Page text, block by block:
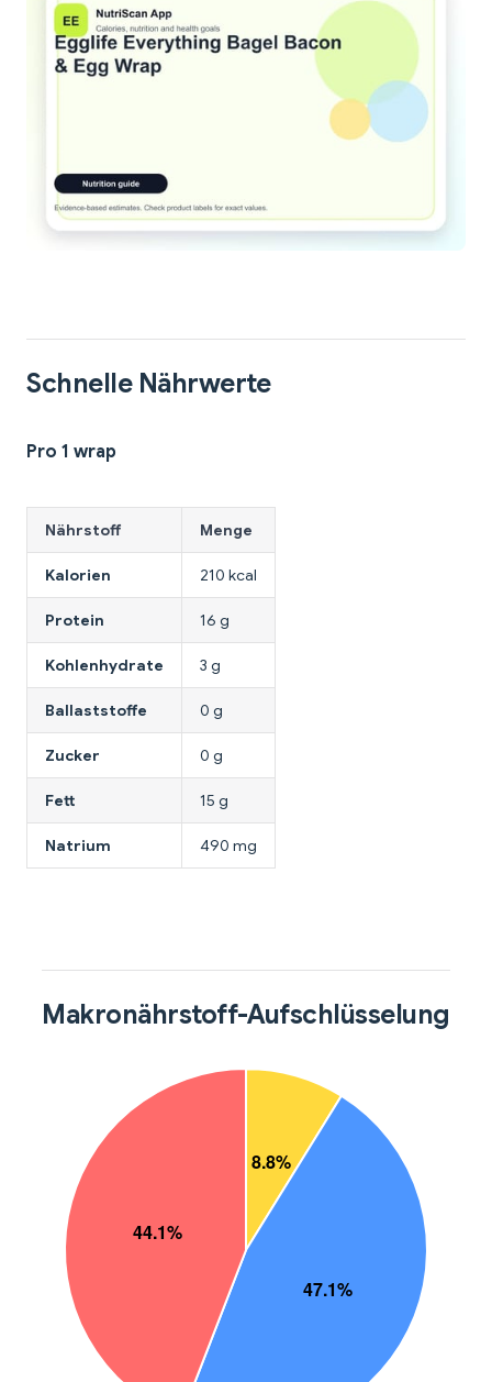
Schnelle Nährwerte
Pro 1 wrap
Nährstoff Menge
Kalorien 210 kcal
Protein 16 g
Kohlenhydrate 3 g
Ballaststoffe 0 g
Zucker 0 g
Fett 15 g
Natrium 490 mg
Makronährstoff-Aufschlüsselung